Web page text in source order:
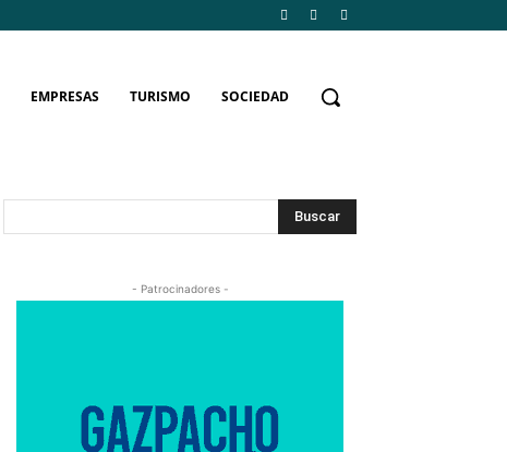
EMPRESAS TURISMO SOCIEDAD
Buscar
- Patrocinadores -